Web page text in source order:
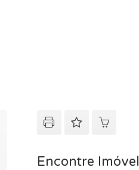
Encontre Imóvel